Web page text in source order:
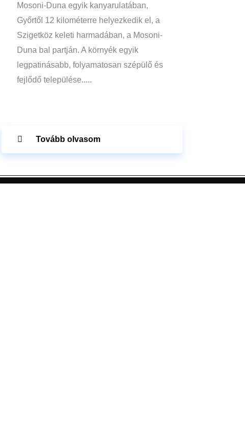
Mosoni-Duna egyik kanyarulatában,
Győrtől 12 kilométerre helyezkedik el, a
Szigetköz keleti harmadában, a Mosoni-
Duna bal partján. A környék egyik
legpatinásabb, folyamatosan szépülő és
fejlődő települése.....
Tovább olvasom